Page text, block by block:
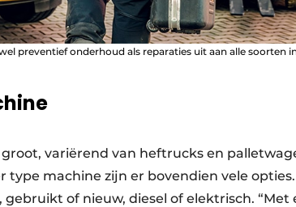
preventief onderhoud als reparaties uit aan alle soorten
variërend van heftrucks en
type machine zijn er bovendien vele
of nieuw, diesel of elektrisch. “Met